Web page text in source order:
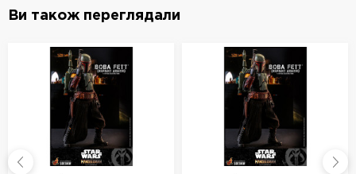
Ви також переглядали